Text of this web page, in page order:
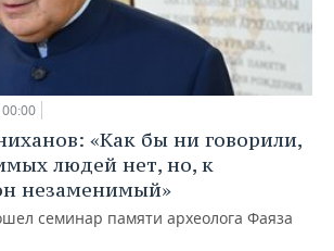
«Как бы ни говорили,
людей нет, но, к
незаменимый»
семинар памяти археолога Фаяза